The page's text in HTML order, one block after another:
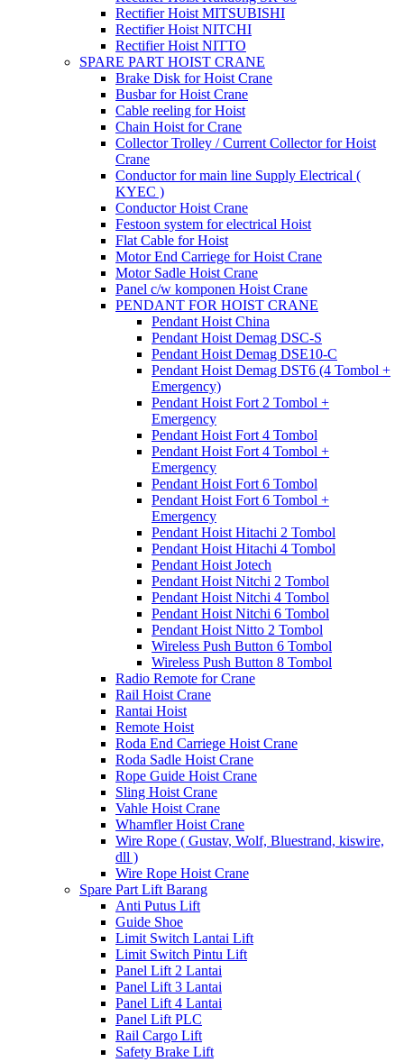
Rectifier Hoist MITSUBISHI
Rectifier Hoist NITCHI
Rectifier Hoist NITTO
SPARE PART HOIST CRANE
Brake Disk for Hoist Crane
Busbar for Hoist Crane
Cable reeling for Hoist
Chain Hoist for Crane
Collector Trolley / Current Collector for Hoist
Crane
Conductor for main line Supply Electrical (
KYEC )
Conductor Hoist Crane
Festoon system for electrical Hoist
Flat Cable for Hoist
Motor End Carriege for Hoist Crane
Motor Sadle Hoist Crane
Panel c/w komponen Hoist Crane
PENDANT FOR HOIST CRANE
Pendant Hoist China
Pendant Hoist Demag DSC-S
Pendant Hoist Demag DSE10-C
Pendant Hoist Demag DST6 (4 Tombol +
Emergency)
Pendant Hoist Fort 2 Tombol +
Emergency
Pendant Hoist Fort 4 Tombol
Pendant Hoist Fort 4 Tombol +
Emergency
Pendant Hoist Fort 6 Tombol
Pendant Hoist Fort 6 Tombol +
Emergency
Pendant Hoist Hitachi 2 Tombol
Pendant Hoist Hitachi 4 Tombol
Pendant Hoist Jotech
Pendant Hoist Nitchi 2 Tombol
Pendant Hoist Nitchi 4 Tombol
Pendant Hoist Nitchi 6 Tombol
Pendant Hoist Nitto 2 Tombol
Wireless Push Button 6 Tombol
Wireless Push Button 8 Tombol
Radio Remote for Crane
Rail Hoist Crane
Rantai Hoist
Remote Hoist
Roda End Carriege Hoist Crane
Roda Sadle Hoist Crane
Rope Guide Hoist Crane
Sling Hoist Crane
Vahle Hoist Crane
Whamfler Hoist Crane
Wire Rope ( Gustav, Wolf, Bluestrand, kiswire,
dll )
Wire Rope Hoist Crane
Spare Part Lift Barang
Anti Putus Lift
Guide Shoe
Limit Switch Lantai Lift
Limit Switch Pintu Lift
Panel Lift 2 Lantai
Panel Lift 3 Lantai
Panel Lift 4 Lantai
Panel Lift PLC
Rail Cargo Lift
Safety Brake Lift